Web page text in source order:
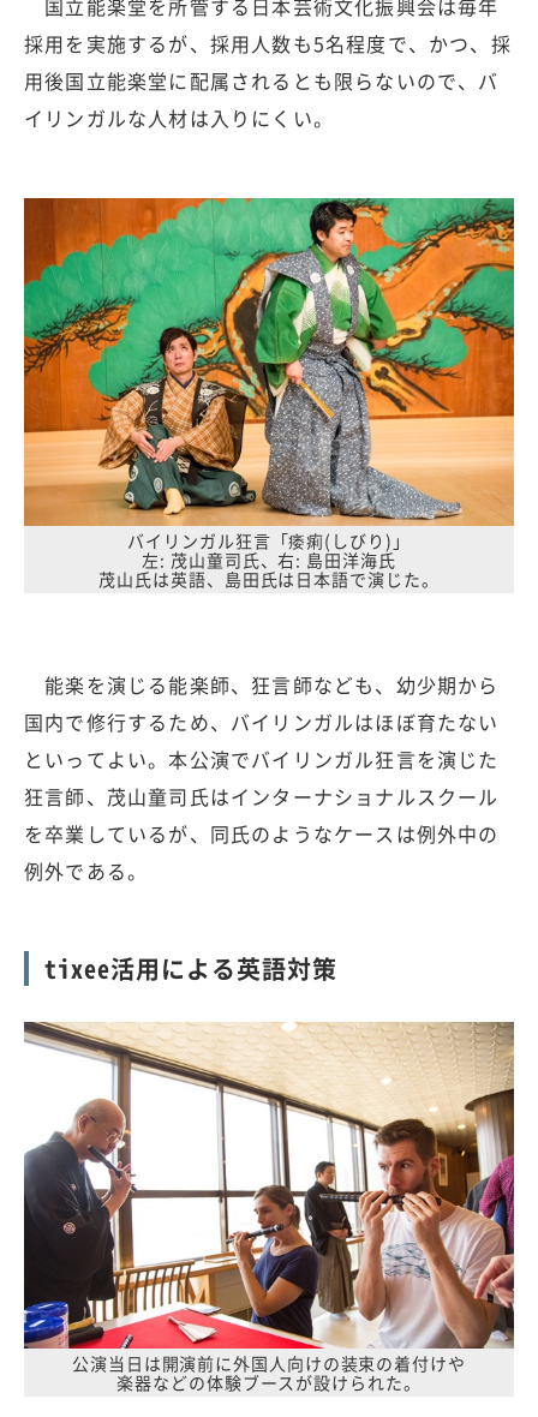
国立能楽堂を所管する日本芸術文化振興会は毎年
採用を実施するが、採用人数も5名程度で、かつ、採
用後国立能楽堂に配属されるとも限らないので、バ
イリンガルな人材は入りにくい。
バイリンガル狂言「痿痢(しびり)」
左: 茂山童司氏、右: 島田洋海氏
茂山氏は英語、島田氏は日本語で演じた。
能楽を演じる能楽師、狂言師なども、幼少期から
国内で修行するため、バイリンガルはほぼ育たない
といってよい。本公演でバイリンガル狂言を演じた
狂言師、茂山童司氏はインターナショナルスクール
を卒業しているが、同氏のようなケースは例外中の
例外である。
tixee活用による英語対策
公演当日は開演前に外国人向けの装束の着付けや
楽器などの体験ブースが設けられた。